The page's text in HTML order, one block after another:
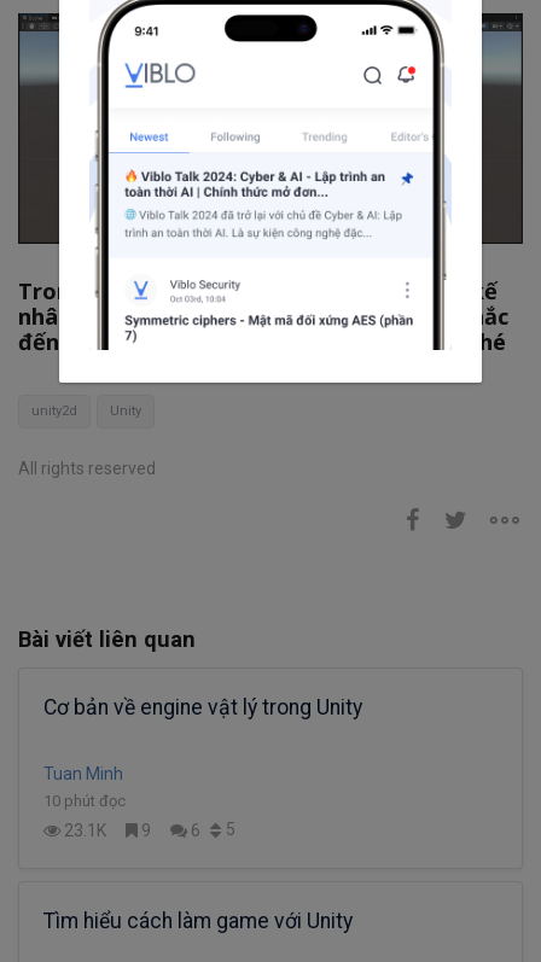
Trong bài viết sau chúng ta sẽ cùng thiết kế
nhân vật di chuyển quanh map, hôm nay chắc
đến đây thôi, có gì mọi người ủng hộ em nhé
unity2d Unity
All rights reserved
Bài viết liên quan
Cơ bản về engine vật lý trong Unity
Tuan Minh
10 phút đọc
23.1K 9 6 5
Tìm hiểu cách làm game với Unity